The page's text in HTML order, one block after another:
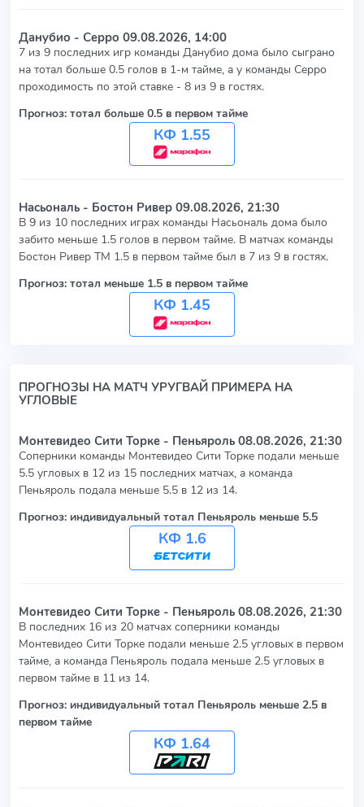
Данубио - Серро 09.08.2026, 14:00
7 из 9 последних игр команды Данубио дома было сыграно
на тотал больше 0.5 голов в 1-м тайме, а у команды Серро
проходимость по этой ставке - 8 из 9 в гостях.
Прогноз: тотал больше 0.5 в первом тайме
КФ 1.55
Насьональ - Бостон Ривер 09.08.2026, 21:30
В 9 из 10 последних играх команды Насьональ дома было
забито меньше 1.5 голов в первом тайме. В матчах команды
Бостон Ривер ТМ 1.5 в первом тайме был в 7 из 9 в гостях.
Прогноз: тотал меньше 1.5 в первом тайме
КФ 1.45
ПРОГНОЗЫ НА МАТЧ УРУГВАЙ ПРИМЕРА НА
УГЛОВЫЕ
Монтевидео Сити Торке - Пеньяроль 08.08.2026, 21:30
Соперники команды Монтевидео Сити Торке подали меньше
5.5 угловых в 12 из 15 последних матчах, а команда
Пеньяроль подала меньше 5.5 в 12 из 14.
Прогноз: индивидуальный тотал Пеньяроль меньше 5.5
КФ 1.6
Монтевидео Сити Торке - Пеньяроль 08.08.2026, 21:30
В последних 16 из 20 матчах соперники команды
Монтевидео Сити Торке подали меньше 2.5 угловых в первом
тайме, а команда Пеньяроль подала меньше 2.5 угловых в
первом тайме в 11 из 14.
Прогноз: индивидуальный тотал Пеньяроль меньше 2.5 в
первом тайме
КФ 1.64